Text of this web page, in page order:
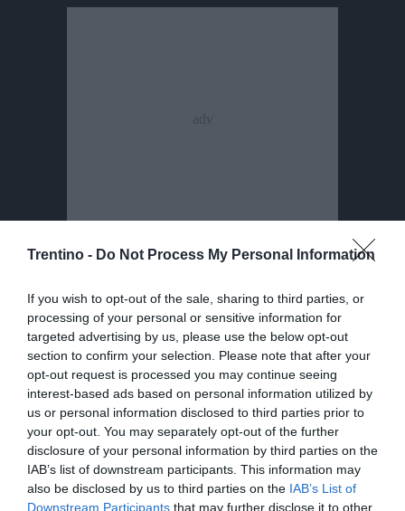
Trentino - Do Not Process My Personal Information
If you wish to opt-out of the sale, sharing to third parties, or
processing of your personal or sensitive information for
targeted advertising by us, please use the below opt-out
section to confirm your selection. Please note that after your
opt-out request is processed you may continue seeing
interest-based ads based on personal information utilized by
us or personal information disclosed to third parties prior to
your opt-out. You may separately opt-out of the further
disclosure of your personal information by third parties on the
IAB’s list of downstream participants. This information may
also be disclosed by us to third parties on the IAB’s List of
Downstream Participants that may further disclose it to other
Condividi
questo
articolo
su
Whatsapp
Condividi
questo
articolo
su
Telegram
TwitterCondividi
Mail
Tags
25 Aprile Festa Della Liberazione
I più letti